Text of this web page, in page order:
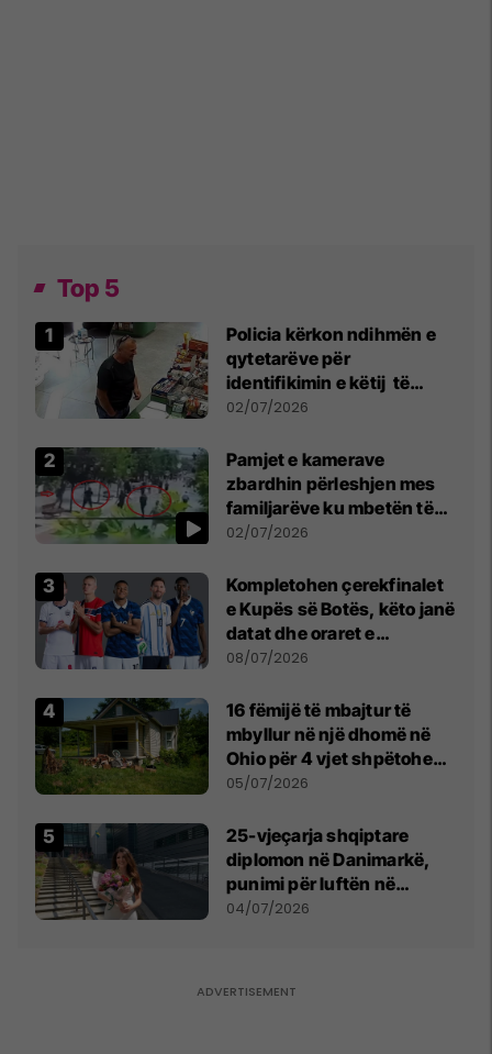
Top 5
Policia kërkon ndihmën e
qytetarëve për
identifikimin e këtij të
dyshuari
02/07/2026
Pamjet e kamerave
zbardhin përleshjen mes
familjarëve ku mbetën të
plagosur katër persona
02/07/2026
Kompletohen çerekfinalet
e Kupës së Botës, këto janë
datat dhe oraret e
ndeshjeve
08/07/2026
16 fëmijë të mbajtur të
mbyllur në një dhomë në
Ohio për 4 vjet shpëtohen -
tani ata i pret një sfidë e
05/07/2026
25-vjeçarja shqiptare
diplomon në Danimarkë,
punimi për luftën në
Kosovë vlerësohet me
04/07/2026